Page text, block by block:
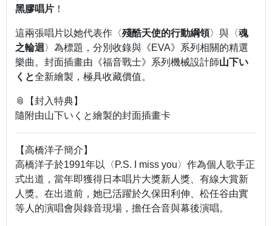
黑膠唱片 ！
這兩張唱片以她代表作〈殘酷天使的行動綱領〉與〈魂
之輪迴 〉為標題，分別收錄與《EVA》系列相關的精選
樂曲。封面插畫由《福音戰士》系列機械設計師山下い
くと全新繪製，極具收藏價值。
📎【封入特典】
隨附由山下いくと繪製的封面插畫卡
【高橋洋子簡介】
高橋洋子於1991年以〈P.S. I miss you〉作為個人歌手正
式出道，當年即獲得日本唱片大獎新人獎、有線大賞新
人獎。在出道前，她已活躍於久保田利伸、松任谷由實
等人的演唱會與錄音現場，擔任合音與幕後演唱。